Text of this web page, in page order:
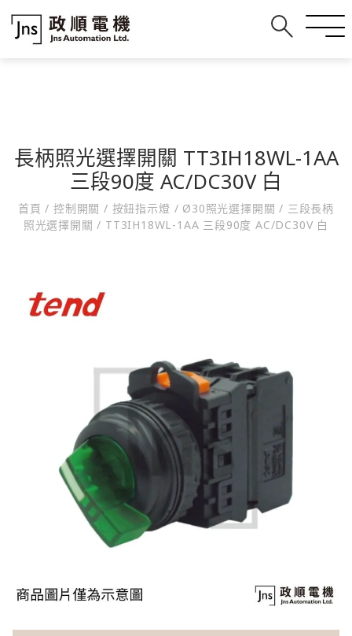
長柄照光選擇開關 TT3IH18WL-1AA
三段90度 AC/DC30V 白
首頁/ 控制開關/ 按鈕指示燈 / Ø30照光選擇開關/ 三段長柄
照光選擇開關/ TT3IH18WL-1AA 三段90度 AC/DC30V 白